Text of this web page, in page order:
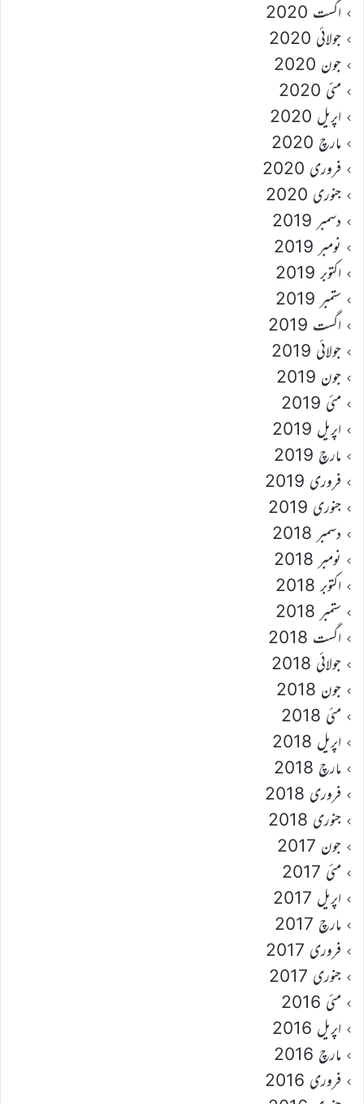
اگست 2020
جولائی 2020
جون 2020
مئی 2020
اپریل 2020
مارچ 2020
فروری 2020
جنوری 2020
دسمبر 2019
نومبر 2019
اکتوبر 2019
ستمبر 2019
اگست 2019
جولائی 2019
جون 2019
مئی 2019
اپریل 2019
مارچ 2019
فروری 2019
جنوری 2019
دسمبر 2018
نومبر 2018
اکتوبر 2018
ستمبر 2018
اگست 2018
جولائی 2018
جون 2018
مئی 2018
اپریل 2018
مارچ 2018
فروری 2018
جنوری 2018
جون 2017
مئی 2017
اپریل 2017
مارچ 2017
فروری 2017
جنوری 2017
مئی 2016
اپریل 2016
مارچ 2016
فروری 2016